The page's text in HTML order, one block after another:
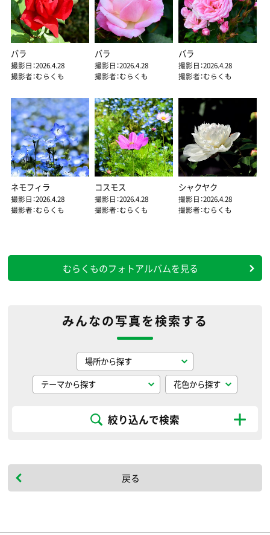
バラ
撮影日：2026.4.28
撮影者：むらくも
バラ
撮影日：2026.4.28
撮影者：むらくも
バラ
撮影日：2026.4.28
撮影者：むらくも
ネモフィラ
撮影日：2026.4.28
撮影者：むらくも
コスモス
撮影日：2026.4.28
撮影者：むらくも
シャクヤク
撮影日：2026.4.28
撮影者：むらくも
むらくものフォトアルバムを見る
みんなの写真を検索する
絞り込んで検索
戻る